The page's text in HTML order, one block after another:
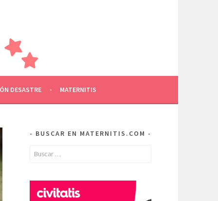
DESASTRE MATERNITIS
BUSCAR EN MATERNITIS.COM
Buscar: